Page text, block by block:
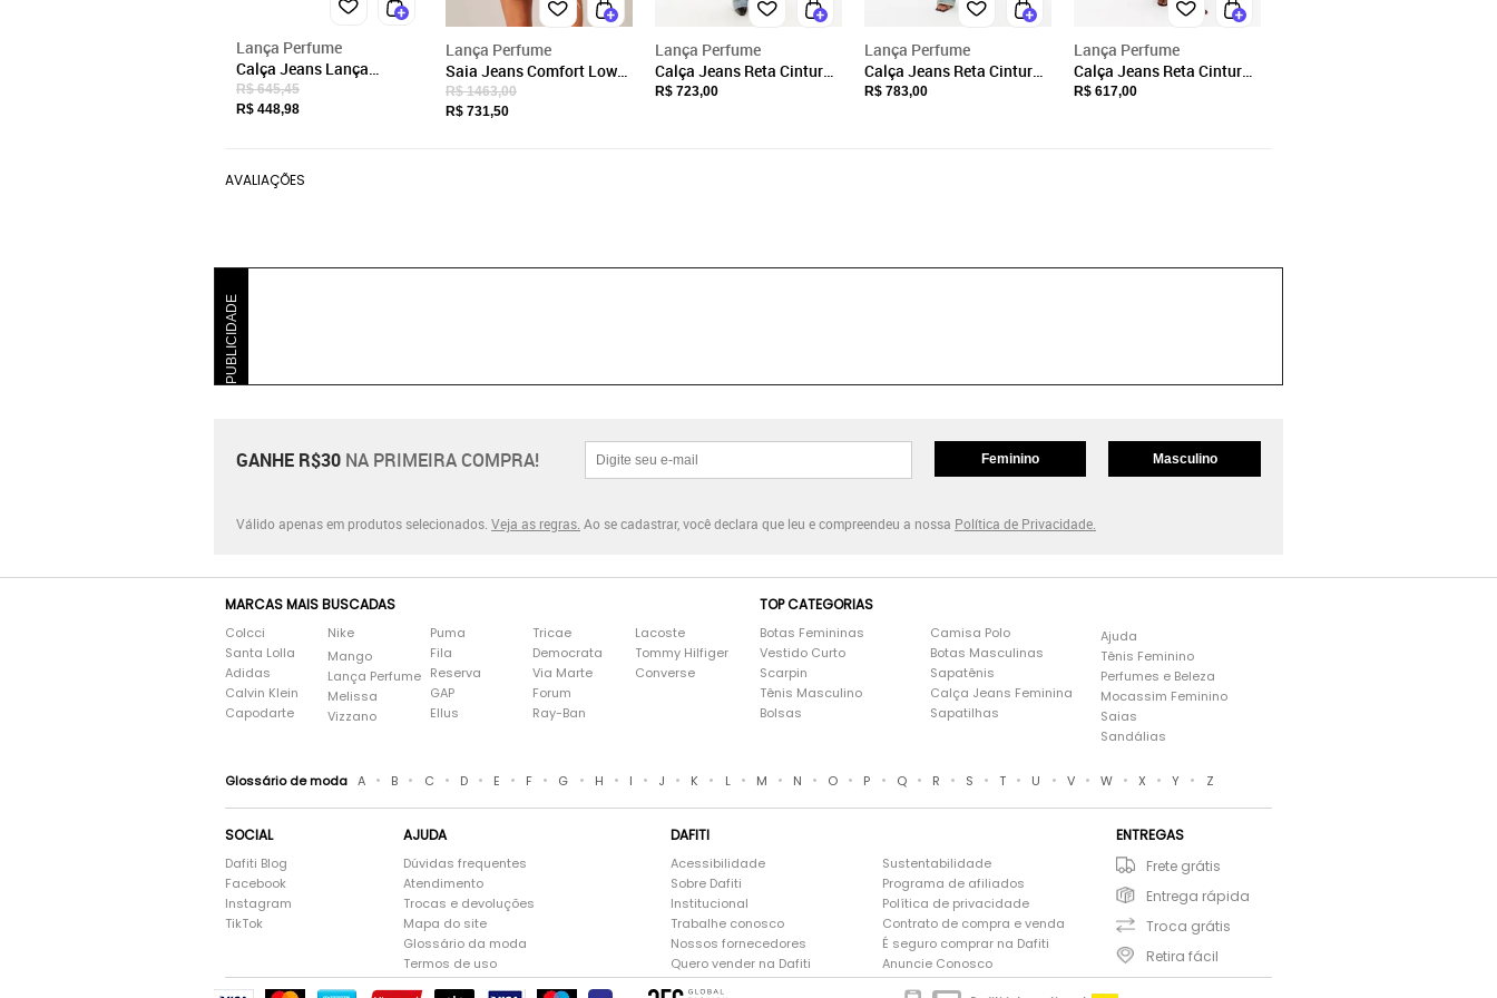
Lança Perfume
Calça Jeans Lança
Perfume Reta High In26
Azul Feminino
R$ 645,45
R$ 448,98
Lança Perfume
Saia Jeans Comfort Low
Shine Lança Perfume
R$ 1463,00
R$ 731,50
Lança Perfume
Calça Jeans Reta Cintura
Alta Lança Perfume
R$ 723,00
Lança Perfume
Calça Jeans Reta Cintura
Media Lança Perfume
R$ 783,00
Lança Perfume
Calça Jeans Reta Cintura
Média Lança Perfume
R$ 617,00
AVALIAÇÕES
PUBLICIDADE
GANHE R$30 NA PRIMEIRA COMPRA! Feminino Masculino
Válido apenas em produtos selecionados. Veja as regras. Ao se cadastrar, você declara que leu e compreendeu a nossa Política de Privacidade.
MARCAS MAIS BUSCADAS
Colcci
Santa Lolla
Adidas
Calvin Klein
Capodarte
Nike
Mango
Lança Perfume
Melissa
Vizzano
Puma
Fila
Reserva
GAP
Ellus
Tricae
Democrata
Via Marte
Forum
Ray-Ban
Lacoste
Tommy Hilfiger
Converse
TOP CATEGORIAS
Botas Femininas
Vestido Curto
Scarpin
Tênis Masculino
Bolsas
Camisa Polo
Botas Masculinas
Sapatênis
Calça Jeans Feminina
Sapatilhas
Ajuda
Tênis Feminino
Perfumes e Beleza
Mocassim Feminino
Saias
Sandálias
Glossário de moda A • B • C • D • E • F • G • H • I • J • K • L • M • N • O • P • Q • R • S • T • U • V • W • X • Y • Z
SOCIAL
Dafiti Blog
Facebook
Instagram
TikTok
AJUDA
Dúvidas frequentes
Atendimento
Trocas e devoluções
Mapa do site
Glossário da moda
Termos de uso
DAFITI
Acessibilidade
Sobre Dafiti
Institucional
Trabalhe conosco
Nossos fornecedores
Quero vender na Dafiti
Sustentabilidade
Programa de afiliados
Política de privacidade
Contrato de compra e venda
É seguro comprar na Dafiti
Anuncie Conosco
ENTREGAS
Frete grátis
Entrega rápida
Troca grátis
Retira fácil